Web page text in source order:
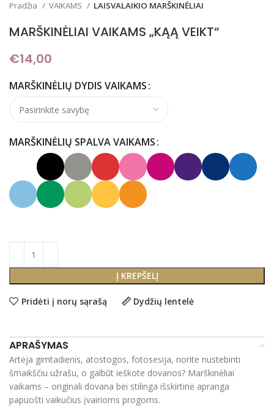
Pradžia VAIKAMS LAISVALAIKIO MARŠKINĖLIAI
MARŠKINĖLIAI VAIKAMS „KĄĄ VEIKT“
€14,00
MARŠKINĖLIŲ DYDIS VAIKAMS
MARŠKINĖLIŲ SPALVA VAIKAMS
Į KREPŠELĮ
Pridėti į norų sąrašą Dydžių lentelė
APRAŠYMAS
Artėja gimtadienis, atostogos, fotosesija, norite nustebinti
šmaikščiu užrašu, o galbūt ieškote dovanos? Marškinėliai
vaikams – originali dovana bei stilinga išskirtinė apranga
papuošti vaikučius įvairioms progoms.